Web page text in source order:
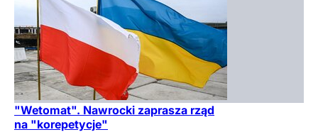
"Wetomat". Nawrocki zaprasza rząd
na "korepetycje"